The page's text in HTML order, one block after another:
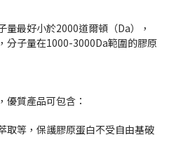
量最好小於2000道爾頓（Da），
分子量在1000-3000Da範圍的膠原
優質產品可包含：
取等，保護膠原蛋白不受自由基破